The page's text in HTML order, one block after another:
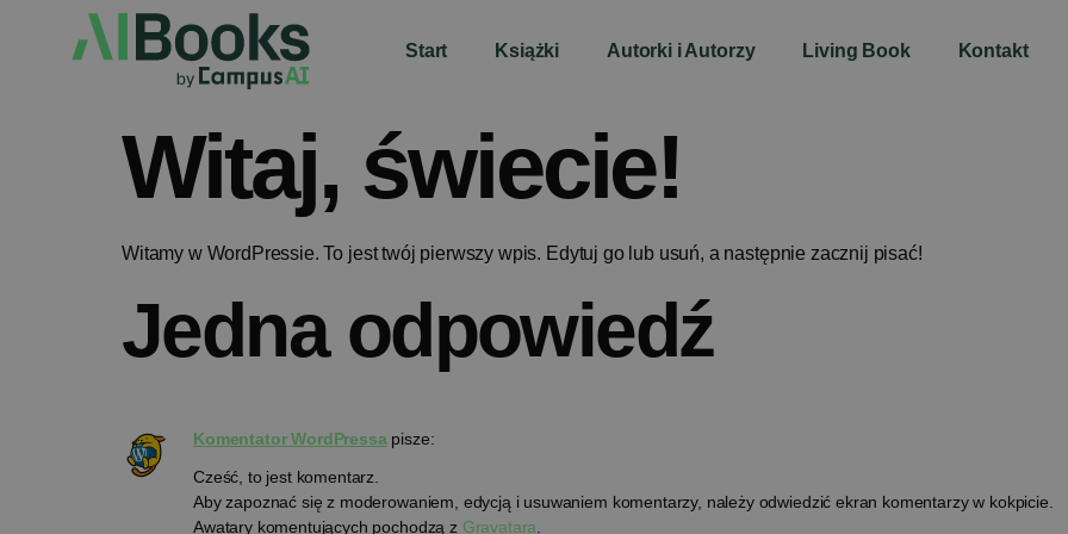
Start Książki Autorki i Autorzy Living Book Kontakt
Witaj, świecie!
Witamy w WordPressie. To jest twój pierwszy wpis. Edytuj go lub usuń, a następnie zacznij pisać!
Jedna odpowiedź
Komentator WordPressa pisze:
Cześć, to jest komentarz.
Aby zapoznać się z moderowaniem, edycją i usuwaniem komentarzy, należy odwiedzić ekran komentarzy w kokpicie.
Awatary komentujących pochodzą z Gravatara